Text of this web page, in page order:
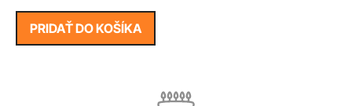
PRIDAŤ DO KOŠÍKA